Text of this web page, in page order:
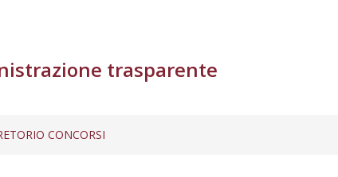
trasparente
CONCORSI